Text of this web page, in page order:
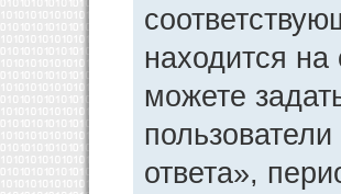
находится на
можете
ответа»,